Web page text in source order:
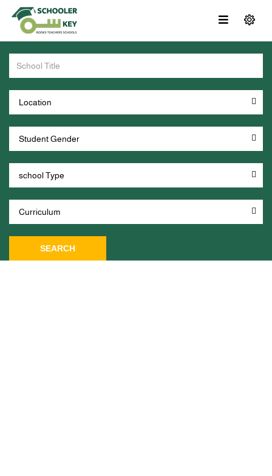
SEARCH